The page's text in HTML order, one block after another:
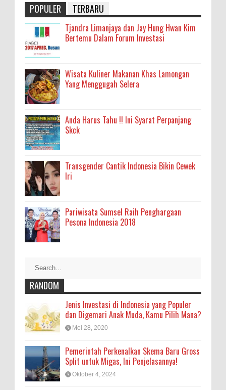
POPULER TERBARU
Tjandra Limanjaya dan Jay Hung Hwan Kim
Bertemu Dalam Forum Investasi
Wisata Kuliner Makanan Khas Lamongan
Yang Menggugah Selera
Anda Harus Tahu !! Ini Syarat Perpanjang
Skck
Transgender Cantik Indonesia Bikin Cewek
Iri
Pariwisata Sumsel Raih Penghargaan
Pesona Indonesia 2018
RANDOM
Jenis Investasi di Indonesia yang Populer
dan Digemari Anak Muda, Kamu Pilih Mana?
Mei 28, 2020
Pemerintah Perkenalkan Skema Baru Gross
Split untuk Migas, Ini Penjelasannya!
Oktober 4, 2024